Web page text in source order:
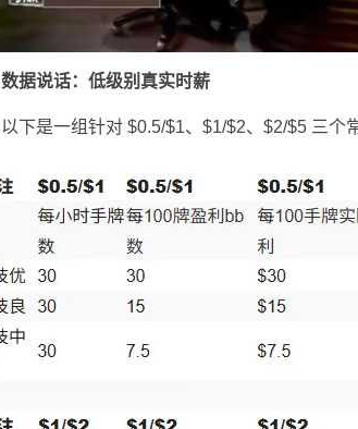
数据说话：低级别真实时薪
以下是一组针对 $0.5/$1、$1/$2、$2/$5 三个